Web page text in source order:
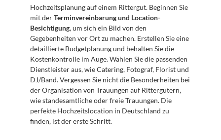
Hochzeitsplanung auf einem Rittergut. Beginnen Sie
mit der Terminvereinbarung und Location-
Besichtigung, um sich ein Bild von den
Gegebenheiten vor Ort zu machen. Erstellen Sie eine
detaillierte Budgetplanung und behalten Sie die
Kostenkontrolle im Auge. Wählen Sie die passenden
Dienstleister aus, wie Catering, Fotograf, Florist und
DJ/Band. Vergessen Sie nicht die Besonderheiten bei
der Organisation von Trauungen auf Rittergütern,
wie standesamtliche oder freie Trauungen. Die
perfekte Hochzeitslocation in Deutschland zu
finden, ist der erste Schritt.